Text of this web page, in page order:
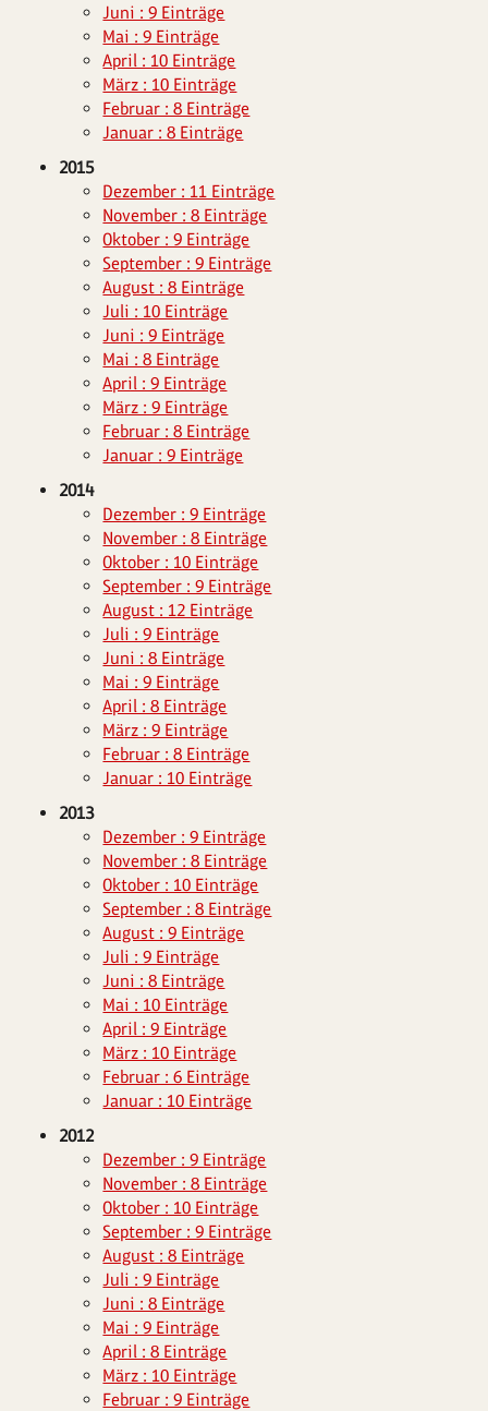
Juni : 9 Einträge
Mai : 9 Einträge
April : 10 Einträge
März : 10 Einträge
Februar : 8 Einträge
Januar : 8 Einträge
2015
Dezember : 11 Einträge
November : 8 Einträge
Oktober : 9 Einträge
September : 9 Einträge
August : 8 Einträge
Juli : 10 Einträge
Juni : 9 Einträge
Mai : 8 Einträge
April : 9 Einträge
März : 9 Einträge
Februar : 8 Einträge
Januar : 9 Einträge
2014
Dezember : 9 Einträge
November : 8 Einträge
Oktober : 10 Einträge
September : 9 Einträge
August : 12 Einträge
Juli : 9 Einträge
Juni : 8 Einträge
Mai : 9 Einträge
April : 8 Einträge
März : 9 Einträge
Februar : 8 Einträge
Januar : 10 Einträge
2013
Dezember : 9 Einträge
November : 8 Einträge
Oktober : 10 Einträge
September : 8 Einträge
August : 9 Einträge
Juli : 9 Einträge
Juni : 8 Einträge
Mai : 10 Einträge
April : 9 Einträge
März : 10 Einträge
Februar : 6 Einträge
Januar : 10 Einträge
2012
Dezember : 9 Einträge
November : 8 Einträge
Oktober : 10 Einträge
September : 9 Einträge
August : 8 Einträge
Juli : 9 Einträge
Juni : 8 Einträge
Mai : 9 Einträge
April : 8 Einträge
März : 10 Einträge
Februar : 9 Einträge